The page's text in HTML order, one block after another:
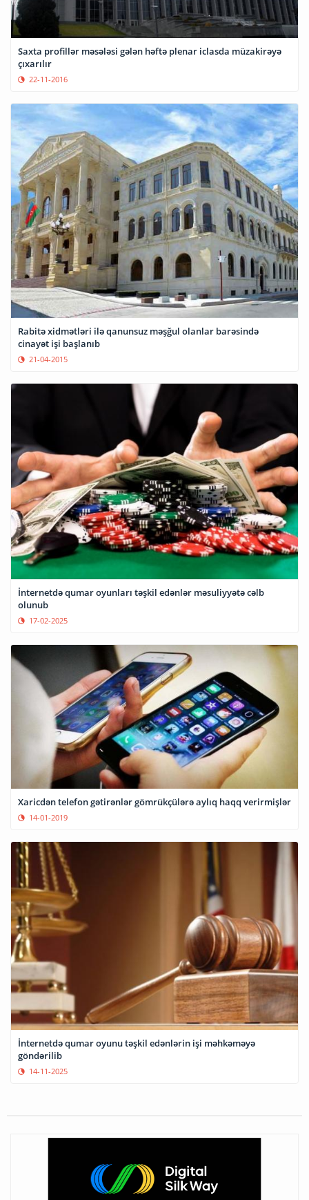
Saxta profillər məsələsi gələn həftə plenar iclasda müzakirəyə
çıxarılır
22-11-2016
Rabitə xidmətləri ilə qanunsuz məşğul olanlar barəsində
cinayət işi başlanıb
21-04-2015
İnternetdə qumar oyunları təşkil edənlər məsuliyyətə cəlb
olunub
17-02-2025
Xaricdən telefon gətirənlər gömrükçülərə aylıq haqq verirmişlər
14-01-2019
İnternetdə qumar oyunu təşkil edənlərin işi məhkəməyə
göndərilib
14-11-2025